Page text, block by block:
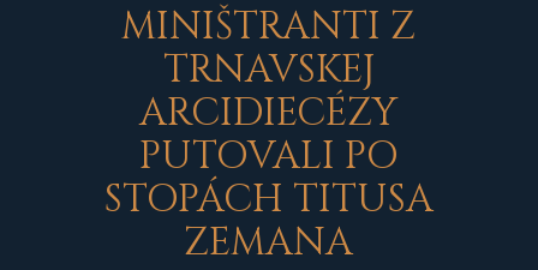
MINIŠTRANTI Z
TRNAVSKEJ
ARCIDIECÉZY
PUTOVALI PO
STOPÁCH TITUSA
ZEMANA